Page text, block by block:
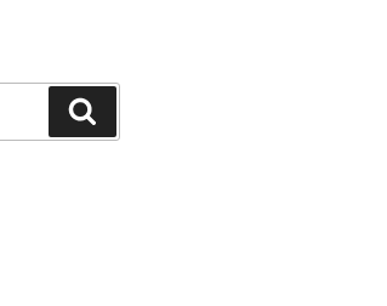
索